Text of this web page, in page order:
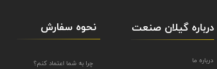
نحوه سفارش
چرا به شما اعتماد کنم؟
درباره گیلان صنعت
درباره ما